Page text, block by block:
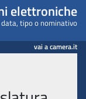
-
elettroniche
tipo o nominativo
vai a camera.it